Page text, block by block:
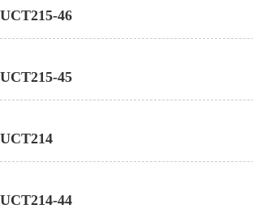
UCT215-46
UCT215-45
UCT214
UCT214-44